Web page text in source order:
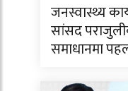
जनस्वास्थ्य
सांसद
समाधानमा